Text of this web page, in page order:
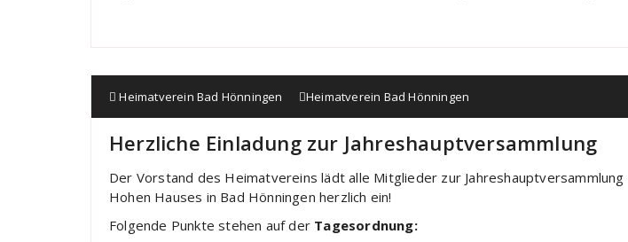
Heimatverein Bad Hönningen Heimatverein Bad Hönningen
Herzliche Einladung zur Jahreshauptversammlung
Der Vorstand des Heimatvereins lädt alle Mitglieder zur Jahreshauptversammlung
Hohen Hauses in Bad Hönningen herzlich ein!
Folgende Punkte stehen auf der Tagesordnung: